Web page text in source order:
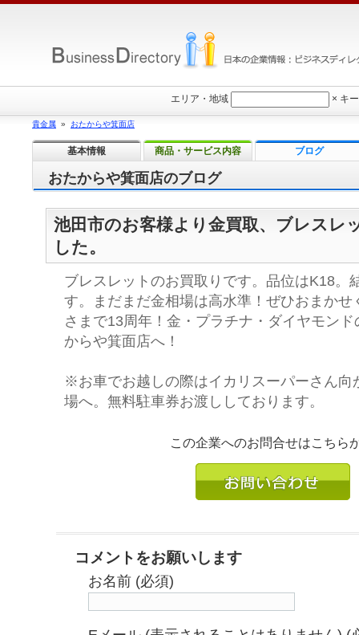
おたからや箕面店のブログ
池田市のお客様より金買取、ブレスレ
した。
ブレスレットのお買取りです。品位はK18。
す。まだまだ金相場は高水準！ぜひおまかせ
さまで13周年！金・プラチナ・ダイヤモン
からや箕面店へ！
※お車でお越しの際はイカリスーパーさん向
場へ。無料駐車券お渡ししております。
この企業へのお問合せはこちら
コメントをお願いします
お名前 (必須)
エリア・地域 × キ
貴金属 » おたからや箕面店
基本情報 商品・サービス内容 ブログ